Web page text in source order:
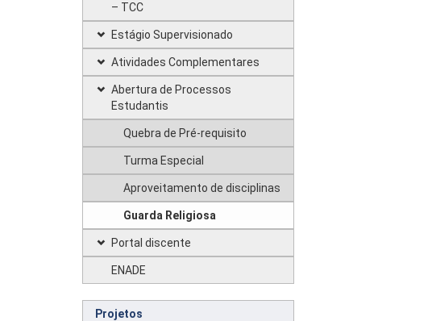
– TCC
Estágio Supervisionado
Atividades Complementares
Abertura de Processos
Estudantis
Quebra de Pré-requisito
Turma Especial
Aproveitamento de disciplinas
Guarda Religiosa
Portal discente
ENADE
Projetos